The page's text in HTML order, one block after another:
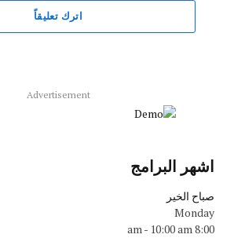
اترك تعليقاً
Advertisement
اشهر البرامج
صباح الخير
Monday
8:00 am
- 10:00 am